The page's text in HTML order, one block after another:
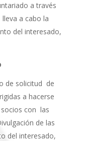
a través
a cabo la
del interesado,
de solicitud de
a hacerse
con las
de las
del interesado,